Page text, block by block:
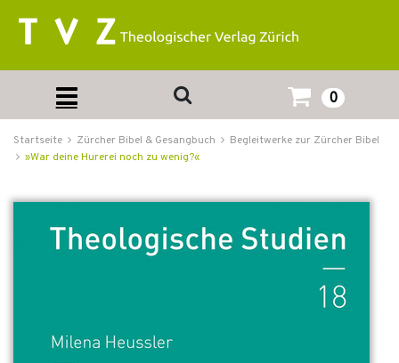
0
Startseite Zürcher Bibel & Gesangbuch
Begleitwerke zur Zürcher Bibel
»War deine Hurerei noch zu wenig?«